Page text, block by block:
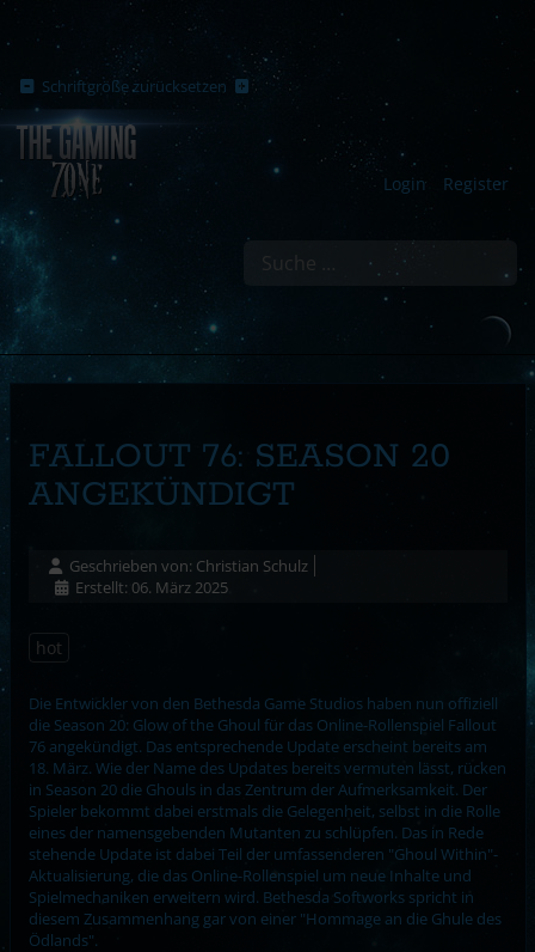
Schriftgröße zurücksetzen
Login Register
Suchen
FALLOUT 76: SEASON 20
ANGEKÜNDIGT
Geschrieben von: Christian Schulz
Erstellt: 06. März 2025
hot
Die Entwickler von den Bethesda Game Studios haben nun offiziell
die Season 20: Glow of the Ghoul für das Online-Rollenspiel Fallout
76 angekündigt. Das entsprechende Update erscheint bereits am
18. März. Wie der Name des Updates bereits vermuten lässt, rücken
in Season 20 die Ghouls in das Zentrum der Aufmerksamkeit. Der
Spieler bekommt dabei erstmals die Gelegenheit, selbst in die Rolle
eines der namensgebenden Mutanten zu schlüpfen. Das in Rede
stehende Update ist dabei Teil der umfassenderen "Ghoul Within"-
Aktualisierung, die das Online-Rollenspiel um neue Inhalte und
Spielmechaniken erweitern wird. Bethesda Softworks spricht in
diesem Zusammenhang gar von einer "Hommage an die Ghule des
Ödlands".